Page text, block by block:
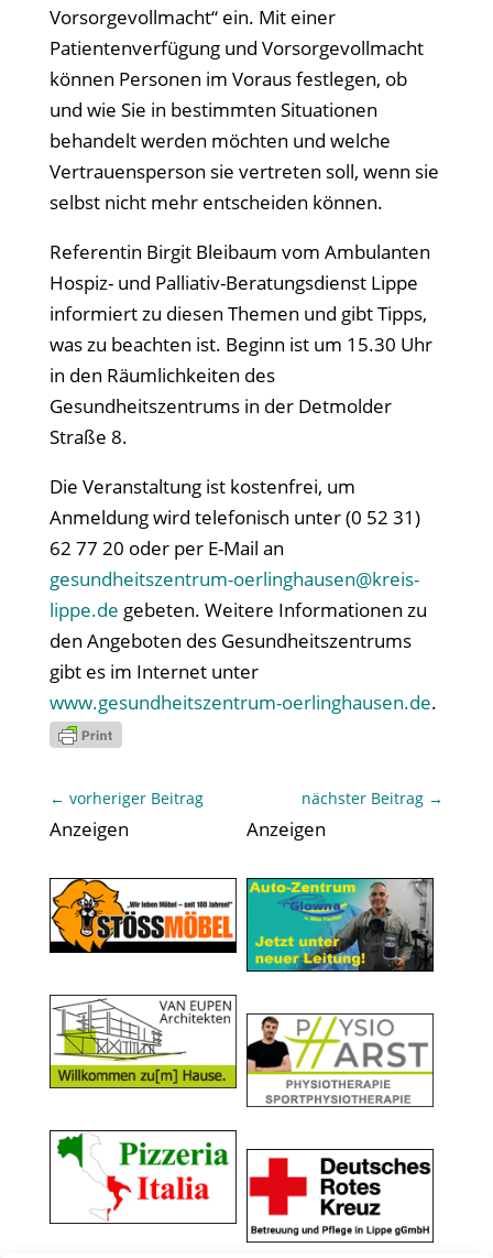
Vorsorgevollmacht“ ein. Mit einer
Patientenverfügung und Vorsorgevollmacht
können Personen im Voraus festlegen, ob
und wie Sie in bestimmten Situationen
behandelt werden möchten und welche
Vertrauensperson sie vertreten soll, wenn sie
selbst nicht mehr entscheiden können.
Referentin Birgit Bleibaum vom Ambulanten
Hospiz- und Palliativ-Beratungsdienst Lippe
informiert zu diesen Themen und gibt Tipps,
was zu beachten ist. Beginn ist um 15.30 Uhr
in den Räumlichkeiten des
Gesundheitszentrums in der Detmolder
Straße 8.
Die Veranstaltung ist kostenfrei, um
Anmeldung wird telefonisch unter (0 52 31)
62 77 20 oder per E-Mail an
gesundheitszentrum-oerlinghausen@kreis-
lippe.de gebeten. Weitere Informationen zu
den Angeboten des Gesundheitszentrums
gibt es im Internet unter
www.gesundheitszentrum-oerlinghausen.de.
← vorheriger Beitrag nächster Beitrag →
Anzeigen Anzeigen